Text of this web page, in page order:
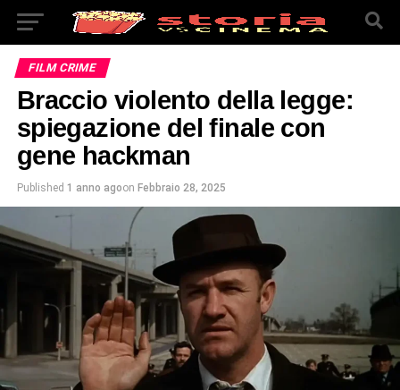
FILM CRIME
Braccio violento della legge:
spiegazione del finale con
gene hackman
Published 1 anno agoon Febbraio 28, 2025